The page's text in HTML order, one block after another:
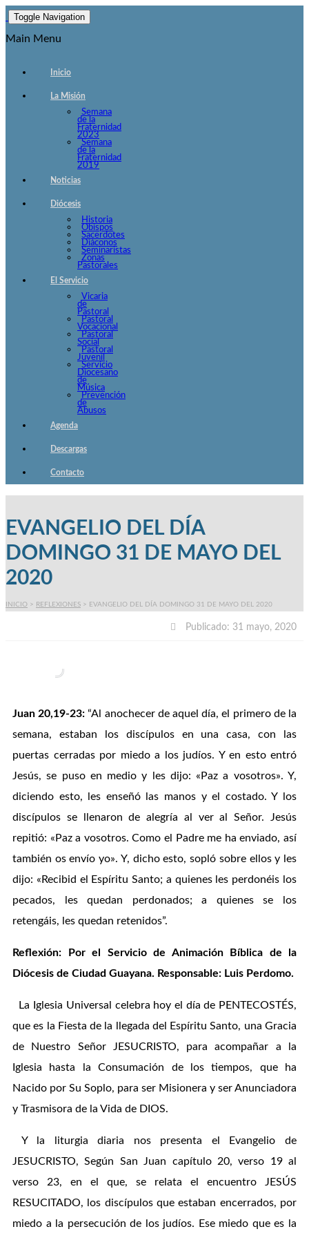
Toggle Navigation
Main Menu
Inicio
La Misión
Semana
de la
Fraternidad
2023
Semana
de la
Fraternidad
2019
Noticias
Diócesis
Historia
Obispos
Sacerdotes
Diáconos
Seminaristas
Zonas
Pastorales
El Servicio
Vicaria
de
Pastoral
Pastoral
Vocacional
Pastoral
Social
Pastoral
Juvenil
Servicio
Diocesano
de
Música
Prevención
de
Abusos
Agenda
Descargas
Contacto
EVANGELIO DEL DÍA
DOMINGO 31 DE MAYO DEL
2020
INICIO > REFLEXIONES > EVANGELIO DEL DÍA DOMINGO 31 DE MAYO DEL 2020
Publicado: 31 mayo, 2020
Juan 20,19-23: “Al anochecer de aquel día, el primero de la
semana, estaban los discípulos en una casa, con las
puertas cerradas por miedo a los judíos. Y en esto entró
Jesús, se puso en medio y les dijo: «Paz a vosotros». Y,
diciendo esto, les enseñó las manos y el costado. Y los
discípulos se llenaron de alegría al ver al Señor. Jesús
repitió: «Paz a vosotros. Como el Padre me ha enviado, así
también os envío yo». Y, dicho esto, sopló sobre ellos y les
dijo: «Recibid el Espíritu Santo; a quienes les perdonéis los
pecados, les quedan perdonados; a quienes se los
retengáis, les quedan retenidos”.
Reflexión: Por el Servicio de Animación Bíblica de la
Diócesis de Ciudad Guayana. Responsable: Luis Perdomo.
La Iglesia Universal celebra hoy el día de PENTECOSTÉS,
que es la Fiesta de la llegada del Espíritu Santo, una Gracia
de Nuestro Señor JESUCRISTO, para acompañar a la
Iglesia hasta la Consumación de los tiempos, que ha
Nacido por Su Soplo, para ser Misionera y ser Anunciadora
y Trasmisora de la Vida de DIOS.
Y la liturgia diaria nos presenta el Evangelio de
JESUCRISTO, Según San Juan capítulo 20, verso 19 al
verso 23, en el que, se relata el encuentro JESÚS
RESUCITADO, los discípulos que estaban encerrados, por
miedo a la persecución de los judíos. Ese miedo que es la